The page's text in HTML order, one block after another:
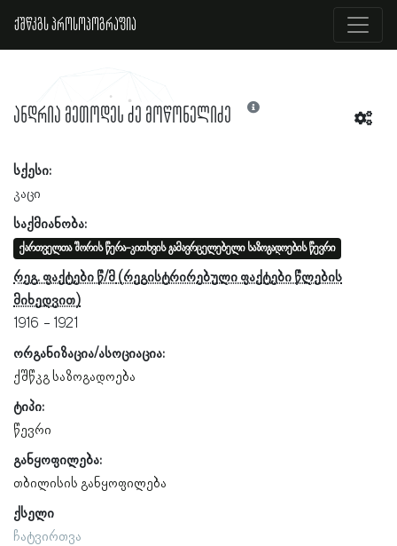
ქშწკგს პროსოპოგრაფია
ანდრია მეთოდეს ძე მოწონელიძე
სქესი:
კაცი
საქმიანობა:
ქართველთა შორის წერა-კითხვის გამავრცელებელი საზოგადოების წევრი
რეგ. ფაქტები წ/მ
1916
1921
ორგანიზაცია/ასოციაცია:
ქშწკგ საზოგადოება
ტიპი:
წევრი
განყოფილება:
თბილისის განყოფილება
ქსელი
ჩატვირთვა